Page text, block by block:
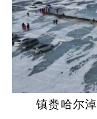
镇赉哈尔